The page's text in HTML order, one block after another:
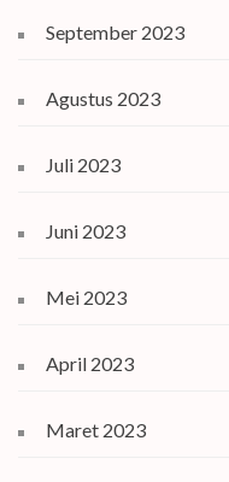
September 2023
Agustus 2023
Juli 2023
Juni 2023
Mei 2023
April 2023
Maret 2023